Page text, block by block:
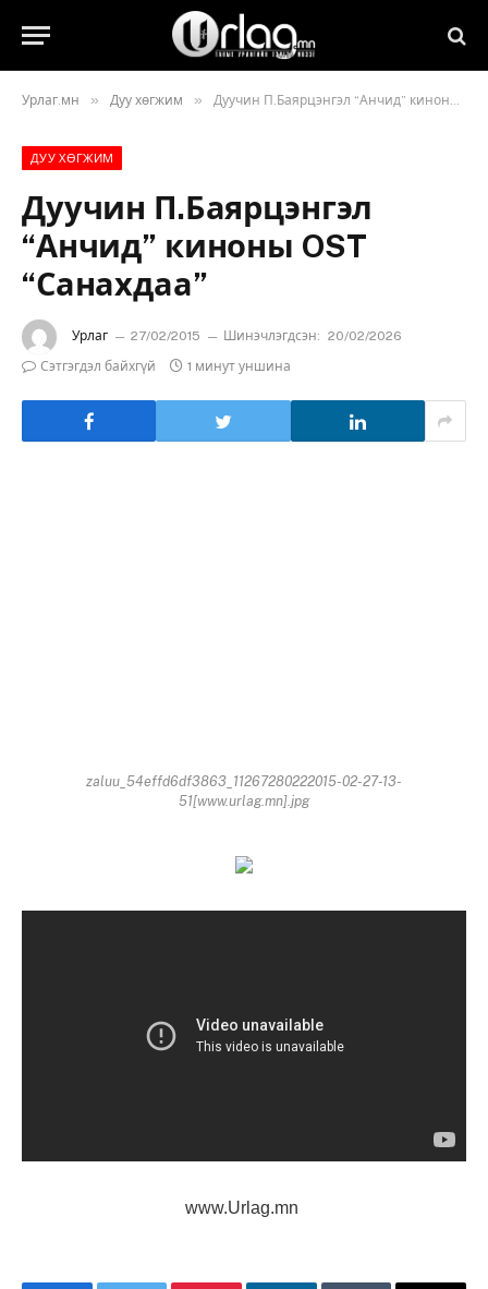
Урлаг.мн » Дуу хөгжим » Дуучин П.Баярцэнгэл “Анчид” киноны OST “Санахдаа”
ДУУ ХӨГЖИМ
Дуучин П.Баярцэнгэл
“Анчид” киноны OST
“Санахдаа”
Урлаг 27/02/2015 Шинэчлэгдсэн: 20/02/2026
Сэтгэгдэл байхгүй
1 минут уншина
zaluu_54effd6df3863_11267280222015-02-27-13-
51[www.urlag.mn].jpg
www.Urlag.mn